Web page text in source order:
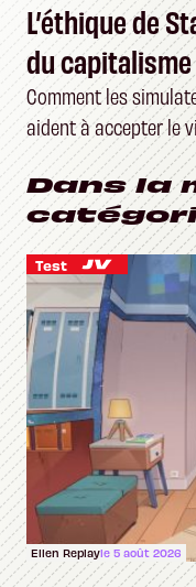
L’éthique de
du capitalisme
Comment les
aident à accepter le
Dans la
Test
Ellen Replayle 5 août 2026